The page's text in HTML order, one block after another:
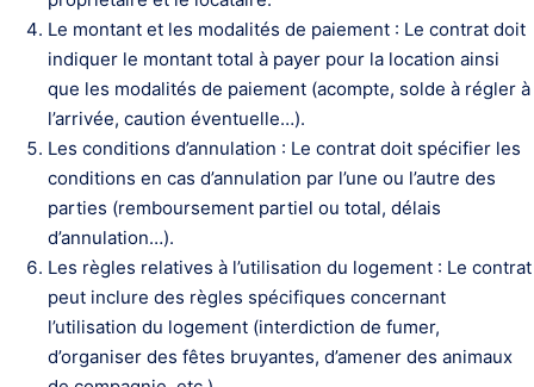
Le montant et les modalités de paiement : Le contrat doit
indiquer le montant total à payer pour la location ainsi
que les modalités de paiement (acompte, solde à régler à
l’arrivée, caution éventuelle…).
Les conditions d’annulation : Le contrat doit spécifier les
conditions en cas d’annulation par l’une ou l’autre des
parties (remboursement partiel ou total, délais
d’annulation…).
Les règles relatives à l’utilisation du logement : Le contrat
peut inclure des règles spécifiques concernant
l’utilisation du logement (interdiction de fumer,
d’organiser des fêtes bruyantes, d’amener des animaux